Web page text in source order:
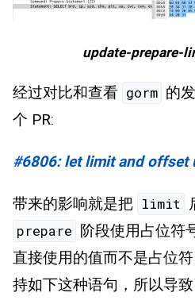
update-prepare-
经过对比和查看 gorm 的
个 PR:
#6806: let limit and offset
带来的影响就是把 limit
prepare 阶段使用占位符
直接使用的值而不是占位
持如下这种语句，所以导致